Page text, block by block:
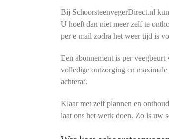
Bij SchoorsteenvegerDirect.nl
U hoeft dan niet meer zelf te
per e-mail zodra het weer tijd is
Een abonnement is per
volledige ontzorging en
achteraf.
Klaar met zelf plannen en
laat ons het werk doen. Zo is uw